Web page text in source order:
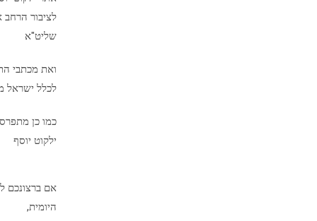
לציבור הרחב
שליט"א
ואת מכתבי
לכלל ישראל
כמו כן
ילקוט יוסף
אם ברצונכם
היומית,